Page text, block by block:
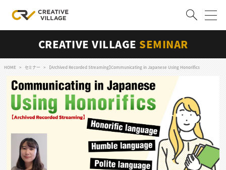
ログイン 会員登録
RECRUIT
クリエイター求人を探す
CREATIVE JOB求人検索
特集求人
採用説明会
転職支援サービス
CONTENTS
CREATIVE VILLAGE SEMINAR
HOME セミナー 【Archived Recorded Streaming】Communicating in Japanese Using Honorifics